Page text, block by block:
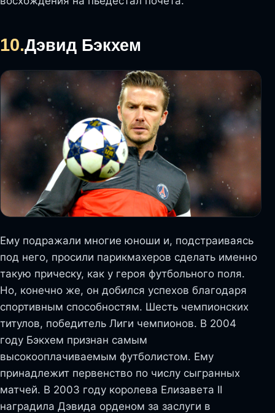
10.Дэвид Бэкхем
Ему подражали многие юноши и, подстраиваясь
под него, просили парикмахеров сделать именно
такую прическу, как у героя футбольного поля.
Но, конечно же, он добился успехов благодаря
спортивным способностям. Шесть чемпионских
титулов, победитель Лиги чемпионов. В 2004
году Бэкхем признан самым
высокооплачиваемым футболистом. Ему
принадлежит первенство по числу сыгранных
матчей. В 2003 году королева Елизавета II
наградила Дэвида орденом за заслуги в